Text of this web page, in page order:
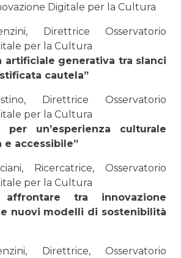
Digitale per la Cultura
Direttrice Osservatorio
per la Cultura
artificiale generativa tra slanci
cautela”
Direttrice Osservatorio
per la Cultura
per un’esperienza culturale
accessibile”
Ricercatrice, Osservatorio
per la Cultura
tra innovazione
nuovi modelli di sostenibilità
Direttrice, Osservatorio